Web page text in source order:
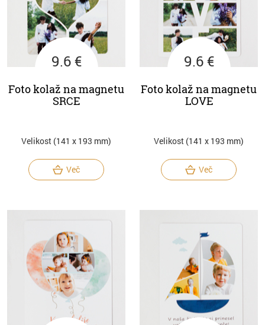
9.6 €
Foto kolaž na magnetu
SRCE
Velikost (141 x 193 mm)
Več
9.6 €
Foto kolaž na magnetu
LOVE
Velikost (141 x 193 mm)
Več